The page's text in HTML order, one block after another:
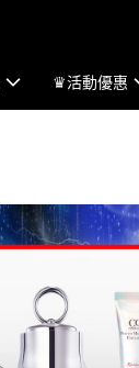
♛活動優惠